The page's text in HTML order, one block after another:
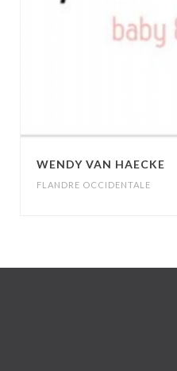
WENDY VAN HAECKE
FLANDRE OCCIDENTALE